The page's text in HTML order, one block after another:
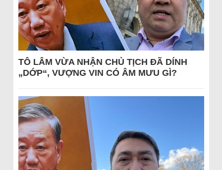
TÔ LÂM VỪA NHẬN CHỦ TỊCH ĐÃ DÍNH
„DỚP“, VƯỢNG VIN CÓ ÂM MƯU GÌ?